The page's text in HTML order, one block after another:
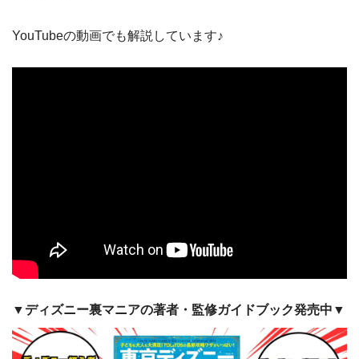
YouTubeの動画でも解説しています♪
▼ディズニー裏マニアの著者・監修ガイドブック発売中▼